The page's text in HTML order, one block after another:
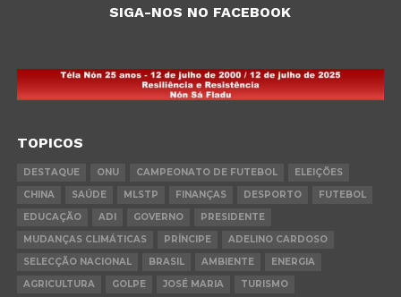
SIGA-NOS NO FACEBOOK
TOPICOS
DESTAQUE ONU CAMPEONATO DE FUTEBOL
ELEIÇÕES
CHINA
SAÚDE MLSTP FINANÇAS DESPORTO
FUTEBOL
EDUCAÇÃO
ADI GOVERNO
PRESIDENTE
MUDANÇAS CLIMÁTICAS
PRÍNCIPE
ADELINO CARDOSO
SELECÇÃO NACIONAL
BRASIL AMBIENTE
ENERGIA
AGRICULTURA
GOLPE JOSÉ MARIA TURISMO